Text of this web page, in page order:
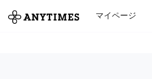
マイページ
全て 修理・組立